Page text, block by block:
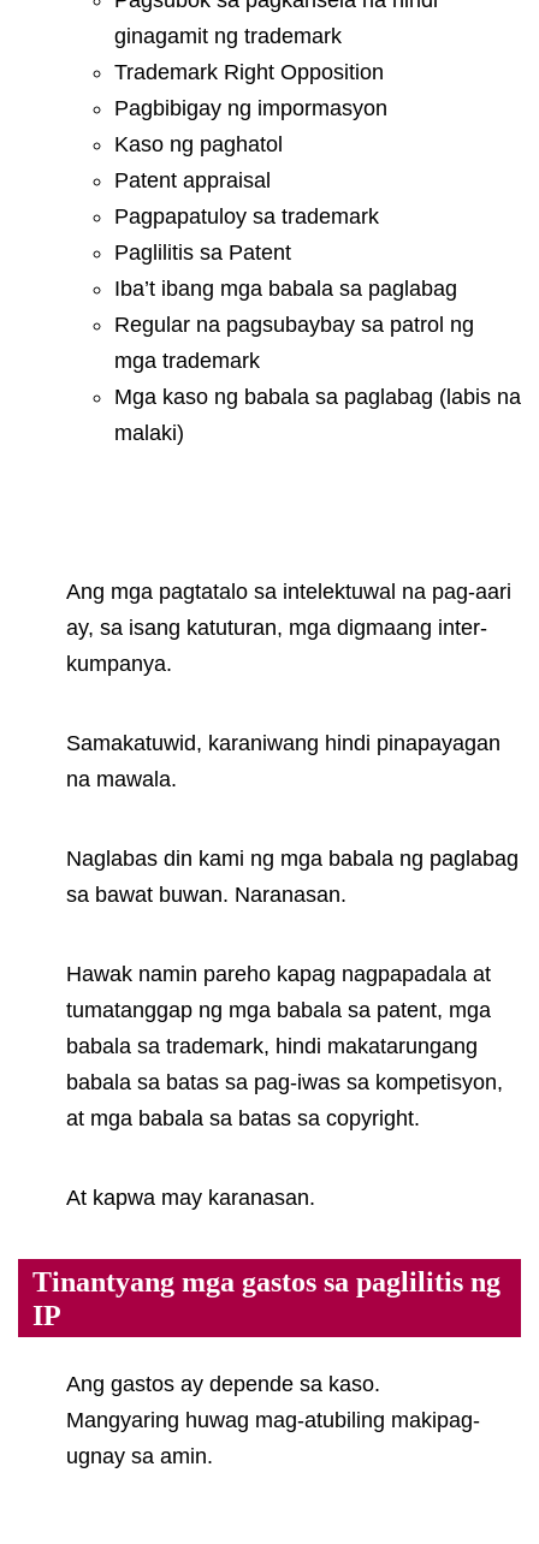
ginagamit ng trademark
Trademark Right Opposition
Pagbibigay ng impormasyon
Kaso ng paghatol
Patent appraisal
Pagpapatuloy sa trademark
Paglilitis sa Patent
Iba’t ibang mga babala sa paglabag
Regular na pagsubaybay sa patrol ng
mga trademark
Mga kaso ng babala sa paglabag (labis na
malaki)
Ang mga pagtatalo sa intelektuwal na pag-aari
ay, sa isang katuturan, mga digmaang inter-
kumpanya.
Samakatuwid, karaniwang hindi pinapayagan
na mawala.
Naglabas din kami ng mga babala ng paglabag
sa bawat buwan. Naranasan.
Hawak namin pareho kapag nagpapadala at
tumatanggap ng mga babala sa patent, mga
babala sa trademark, hindi makatarungang
babala sa batas sa pag-iwas sa kompetisyon,
at mga babala sa batas sa copyright.
At kapwa may karanasan.
Tinantyang mga gastos sa paglilitis ng
IP
Ang gastos ay depende sa kaso.
Mangyaring huwag mag-atubiling makipag-
ugnay sa amin.